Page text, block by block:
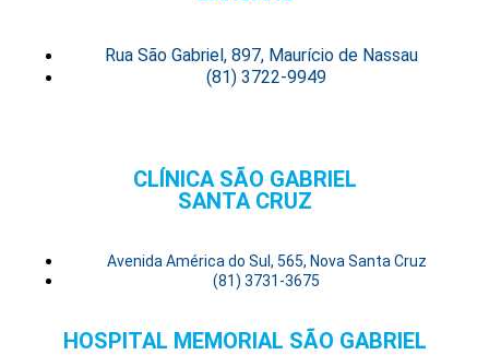
Rua São Gabriel, 897, Maurício de Nassau
(81) 3722-9949
CLÍNICA SÃO GABRIEL
SANTA CRUZ
Avenida América do Sul, 565, Nova Santa Cruz
(81) 3731-3675
HOSPITAL MEMORIAL SÃO GABRIEL